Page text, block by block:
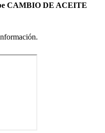
CAMBIO DE ACEITE